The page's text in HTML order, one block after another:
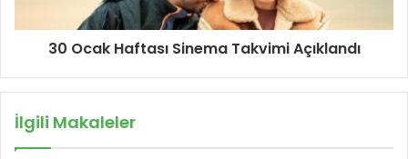
30 Ocak Haftası Sinema Takvimi Açıklandı
İlgili Makaleler